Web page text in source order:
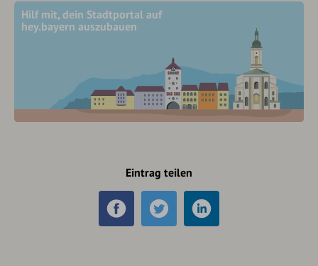
Hilf mit, dein Stadtportal auf
hey.bayern auszubauen
Eintrag teilen